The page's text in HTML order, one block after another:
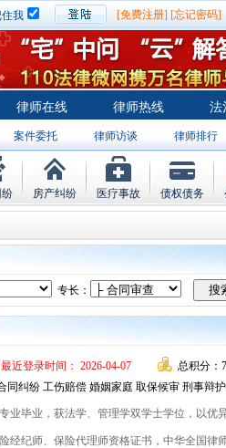
我 [免费注册] [忘记密码]
律师在线 律师热线 法
案件委托 律师访谈 律师排行
房产纠纷 医疗事故 债权债务
专长：
最近登录时间： 2026-04-07
总积分：
同纠纷 工伤赔偿 婚姻家庭 取保候审 刑事辩
业毕业，获法学、管理学双学士学位，以优
经纪师、保险代理师资格证书，中华全国律